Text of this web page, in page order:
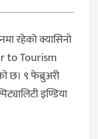
रहेको क्यासिनो
to Tourism
छ। ९ फेब्रुअरी
इण्डिया